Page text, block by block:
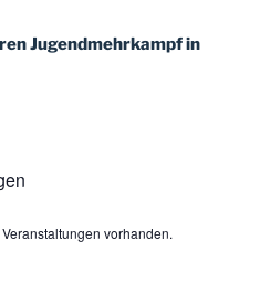
Jugendmehrkampf in
vorhanden.